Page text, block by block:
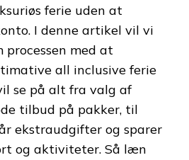
ferie uden at
I denne artikel vil vi
processen med at
all inclusive ferie
se på alt fra valg af
tilbud på pakker, til
ekstraudgifter og sparer
og aktiviteter. Så læn